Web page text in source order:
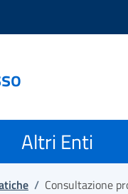
Altri Enti
/ Consultazione